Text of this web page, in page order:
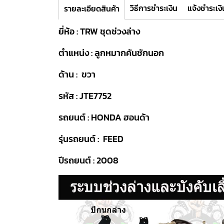
รายละเอียดสินค้า วิธีการชำระเงิน แจ้งชำระเ
ยี่ห้อ : TRW ชุดช่วงล่าง
ตำแหน่ง : ลูกหมากคันชักนอก
ด้าน : ขวา
รหัส : JTE7752
รถยนต์ : HONDA ฮอนด้า
รุ่นรถยนต์ : FEED
ปีรถยนต์ : 2008